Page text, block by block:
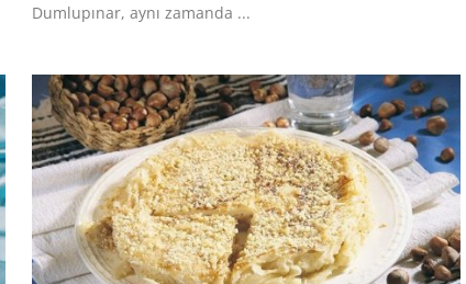
Dumlupınar, aynı zamanda ...